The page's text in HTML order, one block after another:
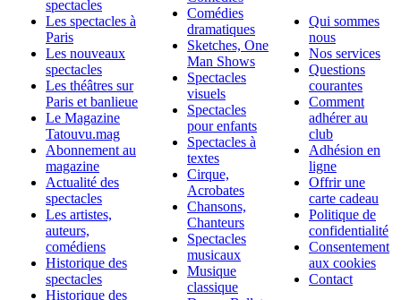
spectacles
Les spectacles à
Paris
Les nouveaux
spectacles
Les théâtres sur
Paris et banlieue
Le Magazine
Tatouvu.mag
Abonnement au
magazine
Actualité des
spectacles
Les artistes,
auteurs,
comédiens
Historique des
spectacles
Historique des
Comédies
dramatiques
Sketches, One
Man Shows
Spectacles
visuels
Spectacles
pour enfants
Spectacles à
textes
Cirque,
Acrobates
Chansons,
Chanteurs
Spectacles
musicaux
Musique
classique
Qui sommes
nous
Nos services
Questions
courantes
Comment
adhérer au
club
Adhésion en
ligne
Offrir une
carte cadeau
Politique de
confidentialité
Consentement
aux cookies
Contact